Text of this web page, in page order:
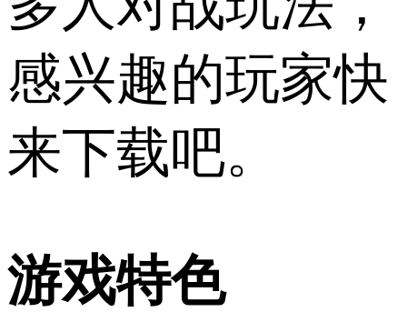
感兴趣的玩家快
来下载吧。
游戏特色